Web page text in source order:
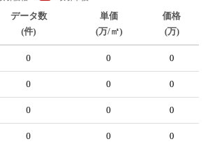
データ数
(件)
単価
(万/㎡)
価格
(万)
0 0 0
0 0 0
0 0 0
0 0 0